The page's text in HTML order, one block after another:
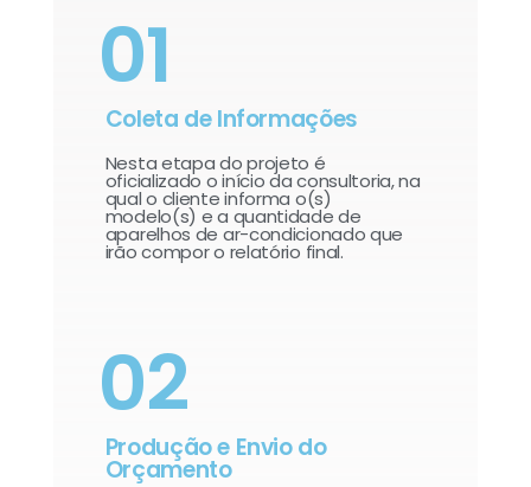
01
Coleta de Informações
Nesta etapa do projeto é
oficializado o início da consultoria, na
qual o cliente informa o(s)
modelo(s) e a quantidade de
aparelhos de ar-condicionado que
irão compor o relatório final.​
02
Produção e Envio do
Orçamento